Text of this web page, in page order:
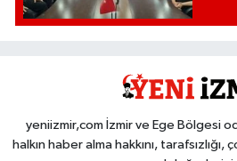
yeniizmir,com İzmir ve Ege Bölgesi
halkın haber alma hakkını,